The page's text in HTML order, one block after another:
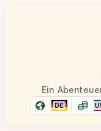
Ein
DE